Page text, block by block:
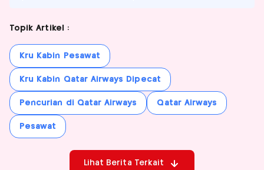
Topik Artikel :
Kru Kabin Pesawat
Kru Kabin Qatar Airways Dipecat
Pencurian di Qatar Airways Qatar Airways
Pesawat
Lihat Berita Terkait